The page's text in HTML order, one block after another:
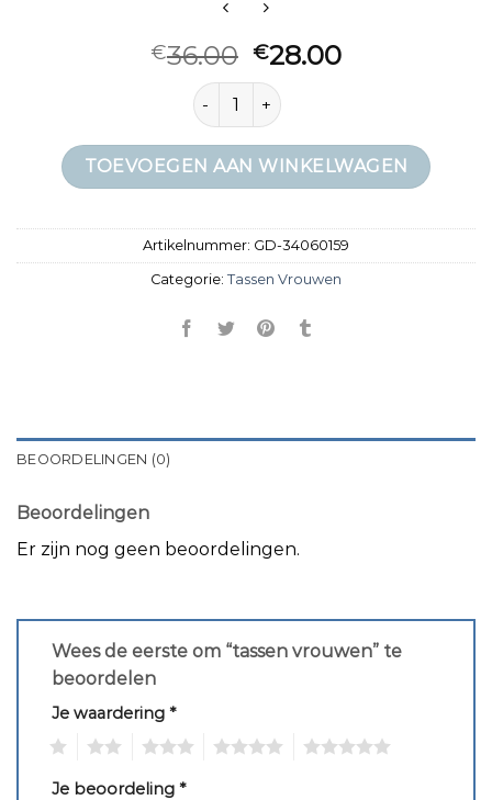
€36.00 €28.00
tassen vrouwen aantal
TOEVOEGEN AAN WINKELWAGEN
Artikelnummer: GD-34060159
Categorie: Tassen Vrouwen
BEOORDELINGEN (0)
Beoordelingen
Er zijn nog geen beoordelingen.
Wees de eerste om “tassen vrouwen” te
beoordelen
Je waardering *
Je beoordeling *